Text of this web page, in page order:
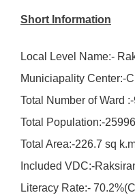
Short Information
Local Level Name:-
Municiapality Center:-
Total Number of Ward
Total Population:-
Total Area:-226.7 sq
Included VDC:-
Literacy Rate:-